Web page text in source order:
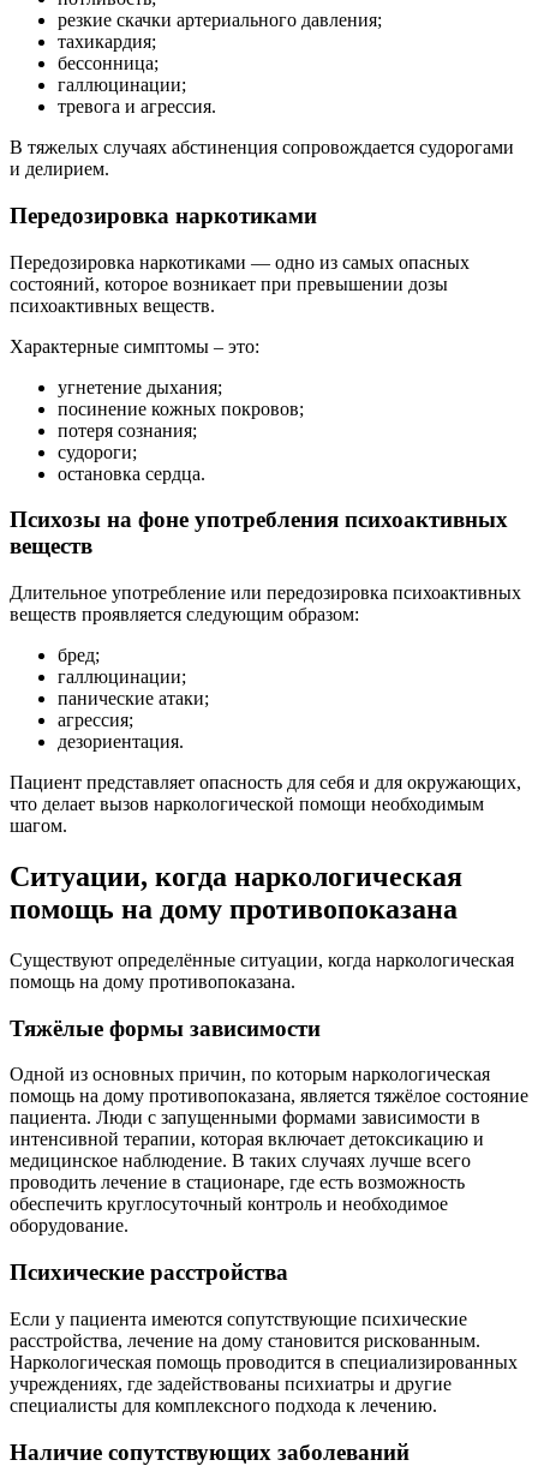
резкие скачки артериального давления;
тахикардия;
бессонница;
галлюцинации;
тревога и агрессия.
В тяжелых случаях абстиненция сопровождается судорогами
и делирием.
Передозировка наркотиками
Передозировка наркотиками — одно из самых опасных
состояний, которое возникает при превышении дозы
психоактивных веществ.
Характерные симптомы – это:
угнетение дыхания;
посинение кожных покровов;
потеря сознания;
судороги;
остановка сердца.
Психозы на фоне употребления психоактивных
веществ
Длительное употребление или передозировка психоактивных
веществ проявляется следующим образом:
бред;
галлюцинации;
панические атаки;
агрессия;
дезориентация.
Пациент представляет опасность для себя и для окружающих,
что делает вызов наркологической помощи необходимым
шагом.
Ситуации, когда наркологическая
помощь на дому противопоказана
Существуют определённые ситуации, когда наркологическая
помощь на дому противопоказана.
Тяжёлые формы зависимости
Одной из основных причин, по которым наркологическая
помощь на дому противопоказана, является тяжёлое состояние
пациента. Люди с запущенными формами зависимости в
интенсивной терапии, которая включает детоксикацию и
медицинское наблюдение. В таких случаях лучше всего
проводить лечение в стационаре, где есть возможность
обеспечить круглосуточный контроль и необходимое
оборудование.
Психические расстройства
Если у пациента имеются сопутствующие психические
расстройства, лечение на дому становится рискованным.
Наркологическая помощь проводится в специализированных
учреждениях, где задействованы психиатры и другие
специалисты для комплексного подхода к лечению.
Наличие сопутствующих заболеваний